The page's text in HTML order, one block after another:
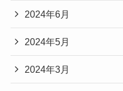
2024年6月
2024年5月
2024年3月